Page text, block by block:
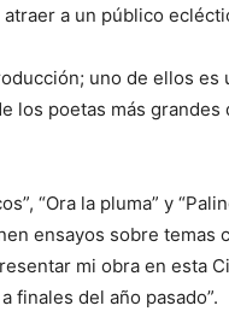
a un público
uno de ellos
los poetas más grandes
“Ora la pluma” y
ensayos sobre temas
mi obra en esta
finales del año pasado”.